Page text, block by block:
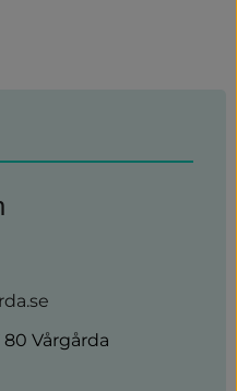
Vårgårda